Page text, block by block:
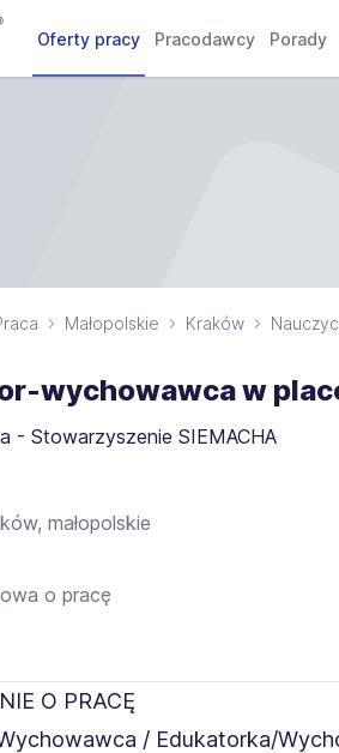
Oferty pracy Pracodawcy Porady
Małopolskie Kraków
wychowawca w
- Stowarzyszenie SIEMACHA
małopolskie
o pracę
O PRACĘ
/ Edukatorka/